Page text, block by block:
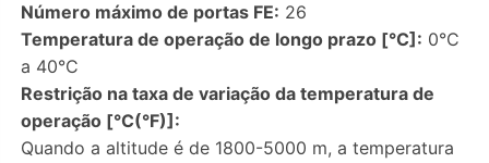
Número máximo de portas FE: 26
Temperatura de operação de longo prazo [°C]: 0°C
a 40°C
Restrição na taxa de variação da temperatura de
operação [°C(°F)]:
Quando a altitude é de 1800-5000 m, a temperatura